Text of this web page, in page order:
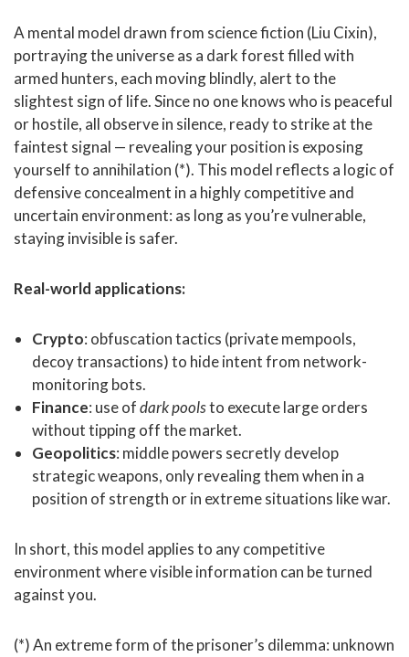
A mental model drawn from science fiction (Liu Cixin),
portraying the universe as a dark forest filled with
armed hunters, each moving blindly, alert to the
slightest sign of life. Since no one knows who is peaceful
or hostile, all observe in silence, ready to strike at the
faintest signal — revealing your position is exposing
yourself to annihilation (*). This model reflects a logic of
defensive concealment in a highly competitive and
uncertain environment: as long as you’re vulnerable,
staying invisible is safer.
Real-world applications:
Crypto: obfuscation tactics (private mempools,
decoy transactions) to hide intent from network-
monitoring bots.
Finance: use ofdark poolsto execute large orders
without tipping off the market.
Geopolitics: middle powers secretly develop
strategic weapons, only revealing them when in a
position of strength or in extreme situations like war.
In short, this model applies to any competitive
environment where visible information can be turned
against you.
(*) An extreme form of the prisoner’s dilemma: unknown